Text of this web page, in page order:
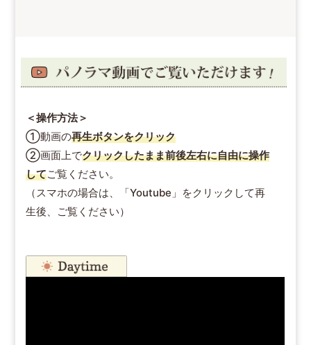
＜操作方法＞
①動画の再生ボタンをクリック
②画面上でクリックしたまま前後左右に自由に操作
してご覧ください。
（スマホの場合は、「Youtube」をクリックして再
生後、ご覧ください）